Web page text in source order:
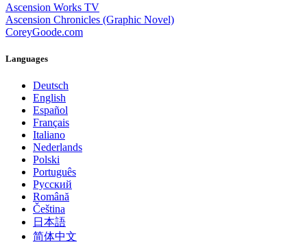
Ascension Works TV
Ascension Chronicles (Graphic Novel)
CoreyGoode.com
Languages
Deutsch
English
Español
Français
Italiano
Nederlands
Polski
Português
Pусский
Română
Čeština
日本語
简体中文